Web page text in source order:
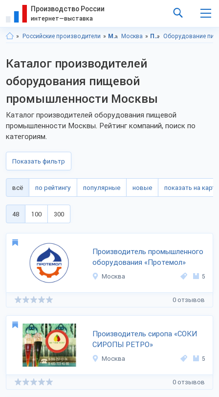
Производство России
интернет—выставка
Российские производители Московская область Москва Промышленное оборудование Оборудование
Каталог производителей
оборудования пищевой
промышленности Москвы
Каталог производителей оборудования пищевой
промышленности Москвы. Рейтинг компаний, поиск по
категориям.
Показать фильтр
всё по рейтингу популярные новые показать на карте
48 100 300
Производитель промышленного
оборудования «Протемол»
Москва 5
0 отзывов
Производитель сиропа «СОКИ
СИРОПЫ РЕТРО»
Москва 5
0 отзывов